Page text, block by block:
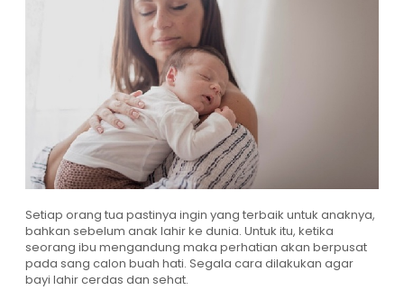
Setiap orang tua pastinya ingin yang terbaik untuk anaknya,
bahkan sebelum anak lahir ke dunia. Untuk itu, ketika
seorang ibu mengandung maka perhatian akan berpusat
pada sang calon buah hati. Segala cara dilakukan agar
bayi lahir cerdas dan sehat.